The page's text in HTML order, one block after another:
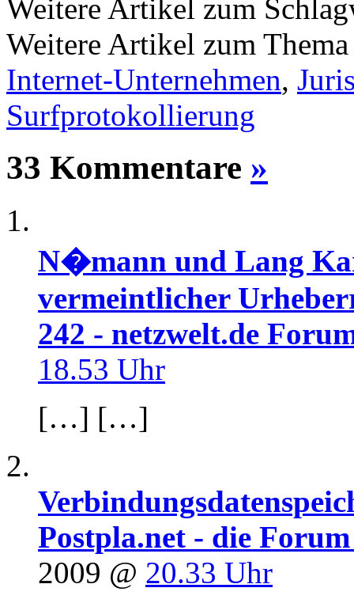
Weitere Artikel zum
Weitere Artikel zum
Internet-Unternehmen,
Surfprotokollierung
33 Kommentare »
N�mann und Lang
vermeintlicher
242 - netzwelt.de
18.53 Uhr
[…] […]
Postpla.net - die
2009 @ 20.33 Uhr